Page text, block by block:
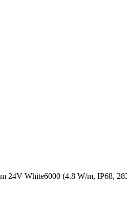
24V White6000 (4.8 W/m, IP68,